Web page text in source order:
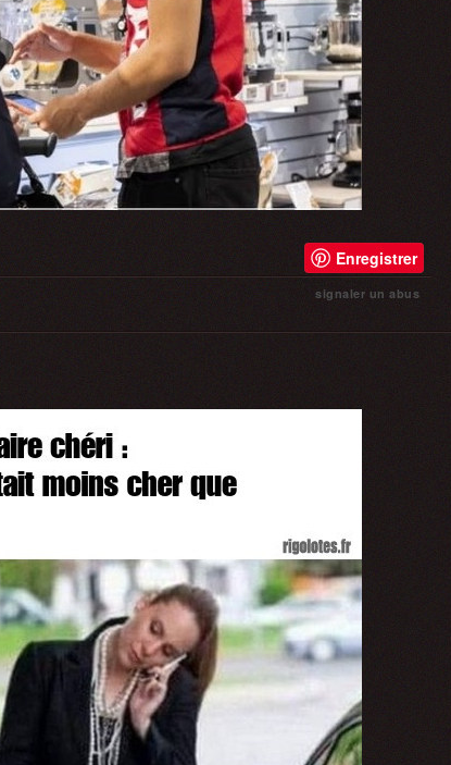
Enregistrer
signaler un abus